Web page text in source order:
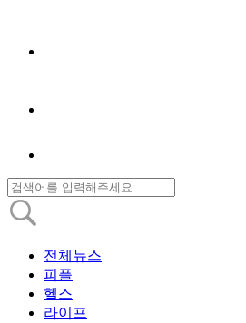
전체뉴스
피플
헬스
라이프